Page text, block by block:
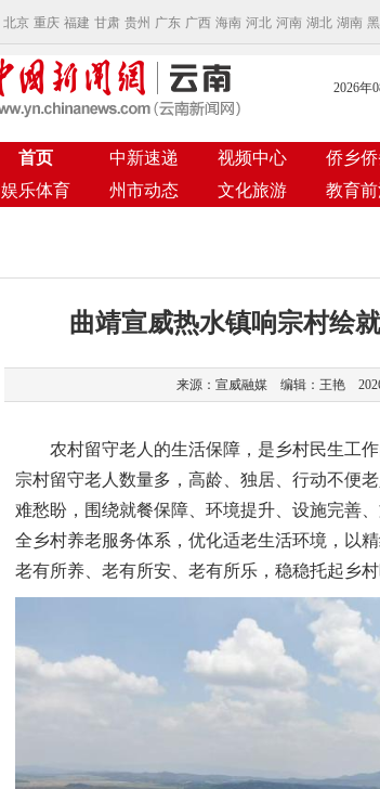
北京 重庆 福建 甘肃 贵州 广东 广西 海南 河北 河南 湖北 湖南
2026年
首页 中新速递 视频中心 侨乡
娱乐体育
州市动态 文化旅游 教育
曲靖宣威热水镇响宗村绘
来源：宣威融媒 编辑：王艳 2026
农村留守老人的生活保障，是乡村民生工作
宗村留守老人数量多，高龄、独居、行动不便
难愁盼，围绕就餐保障、环境提升、设施完善
全乡村养老服务体系，优化适老生活环境，以
老有所养、老有所安、老有所乐，稳稳托起乡村